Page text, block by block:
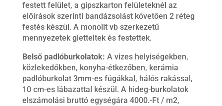
festett felület, a gipszkarton felületeknél az
előírások szerinti bandázsolást követően 2 réteg
festés készül. A monolit vb szerkezetű
mennyezetek gletteltek és festettek.
Belső padlóburkolatok: A vizes helyiségekben,
közlekedőkben, konyha-étkezőben, kerámia
padlóburkolat 3mm-es fúgákkal, hálós rakással,
10 cm-es lábazattal készül. A hideg-burkolatok
elszámolási bruttó egységára 4000.-Ft / m2,